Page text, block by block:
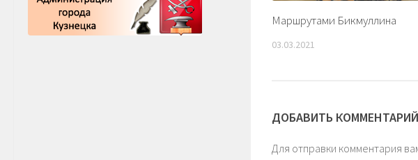
Маршрутами Бикмуллина
03.03.2021
ДОБАВИТЬ КОММЕНТАРИЙ
Для отправки комментария